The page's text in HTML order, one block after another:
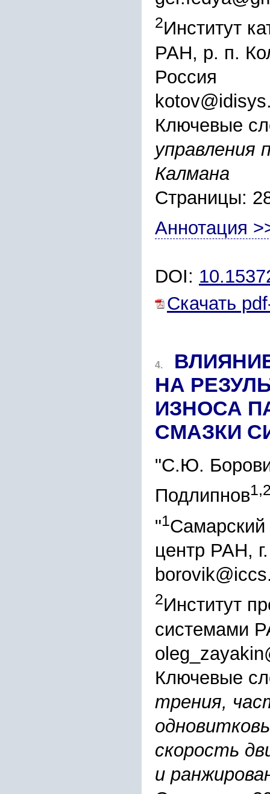
2Институт
РАН, р. п.
Россия
Ключевые
Калмана
Страницы:
Аннотация
DOI:
Скачать
4.
НА
ИЗНОСА
СМАЗКИ
"С.Ю.
Подлипнов
"1Самарский
центр РАН,
2Институт
системами
Ключевые
трения,
скорость
и